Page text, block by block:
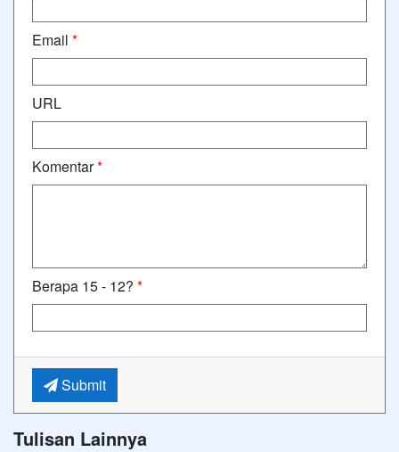
Email *
URL
Komentar*
Berapa 15 - 12? *
Submit
Tulisan Lainnya